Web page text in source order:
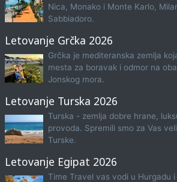
Nica, Monako i Monte Karlo,
Sabbiadoro.
Letovanje Grčka 2026
Grčka je mediteranska zemlja
mesta za boravak i odmor na
Jonskog mora.
Letovanje Turska 2026
Turska - zemlja dobre hrane,
provoda. Spremili smo za Vas
Turske.
Letovanje Egipat 2026
Time Travel vas vodi u Hurgadu i